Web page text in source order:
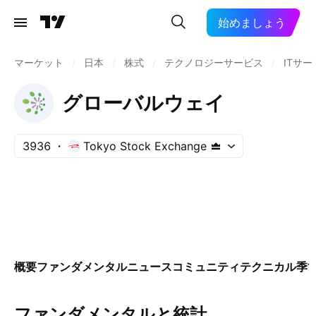
始めましょう
マーケット 日本 株式 テクノロジーサービス ITサー
グローバルウェイ
3936 Tokyo Stock Exchange
概要ファンダメンタルニュースコミュニティテクニカル季